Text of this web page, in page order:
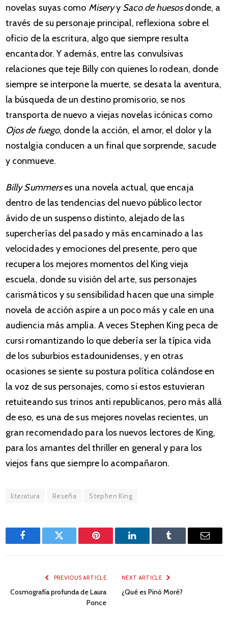
novelas suyas como Miseryy Saco de huesosdonde, a
través de su personaje principal, reflexiona sobre el
oficio de la escritura, algo que siempre resulta
encantador. Y además, entre las convulsivas
relaciones que teje Billy con quienes lo rodean, donde
siempre se interpone la muerte, se desata la aventura,
la búsqueda de un destino promisorio, se nos
transporta de nuevo a viejas novelas icónicas como
Ojos de fuego, donde la acción, el amor, el dolor y la
nostalgia conducen a un final que sorprende, sacude
y conmueve.
Billy Summerses una novela actual, que encaja
dentro de las tendencias del nuevo público lector
ávido de un suspenso distinto, alejado de las
supercherías del pasado y más encaminado a las
velocidades y emociones del presente, pero que
recupera los mejores momentos del King vieja
escuela, donde su visión del arte, sus personajes
carismáticos y su sensibilidad hacen que una simple
novela de acción aspire a un poco más y cale en una
audiencia más amplia. A veces Stephen King peca de
cursi romantizando lo que debería ser la típica vida
de los suburbios estadounidenses, y en otras
ocasiones se siente su postura política colándose en
la voz de sus personajes, como si estos estuvieran
retuiteando sus trinos anti republicanos, pero más allá
de eso, es una de sus mejores novelas recientes, un
gran recomendado para los nuevos lectores de King,
para los amantes del thriller en general y para los
viejos fans que siempre lo acompañaron.
literatura Reseña Stephen King
FacebookTwitter Pinterest LinkedIn Tumblr Email
PREVIOUS ARTICLE
Cosmografía profunda de Laura
Ponce
NEXT ARTICLE
¿Qué es Pinó Moré?